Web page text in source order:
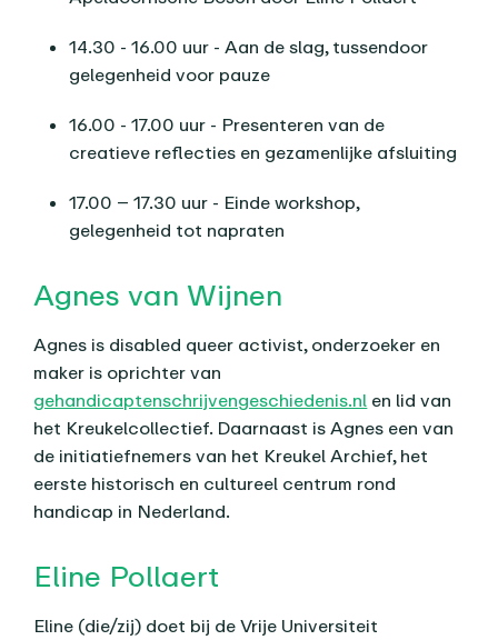
14.30 - 16.00 uur - Aan de slag, tussendoor
gelegenheid voor pauze
16.00 - 17.00 uur - Presenteren van de
creatieve reflecties en gezamenlijke afsluiting
17.00 – 17.30 uur - Einde workshop,
gelegenheid tot napraten
Agnes van Wijnen
Agnes is disabled queer activist, onderzoeker en
maker is oprichter van
gehandicaptenschrijvengeschiedenis.nl en lid van
het Kreukelcollectief. Daarnaast is Agnes een van
de initiatiefnemers van het Kreukel Archief, het
eerste historisch en cultureel centrum rond
handicap in Nederland.
Eline Pollaert
Eline (die/zij) doet bij de Vrije Universiteit